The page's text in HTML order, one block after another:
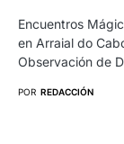
Encuentros
en Arraial do
Observación de
POR REDACCIÓN